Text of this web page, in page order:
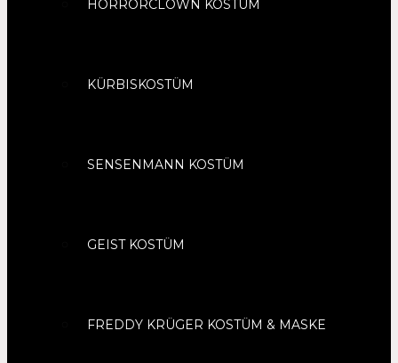
HORRORCLOWN KOSTÜM
KÜRBISKOSTÜM
SENSENMANN KOSTÜM
GEIST KOSTÜM
FREDDY KRÜGER KOSTÜM & MASKE